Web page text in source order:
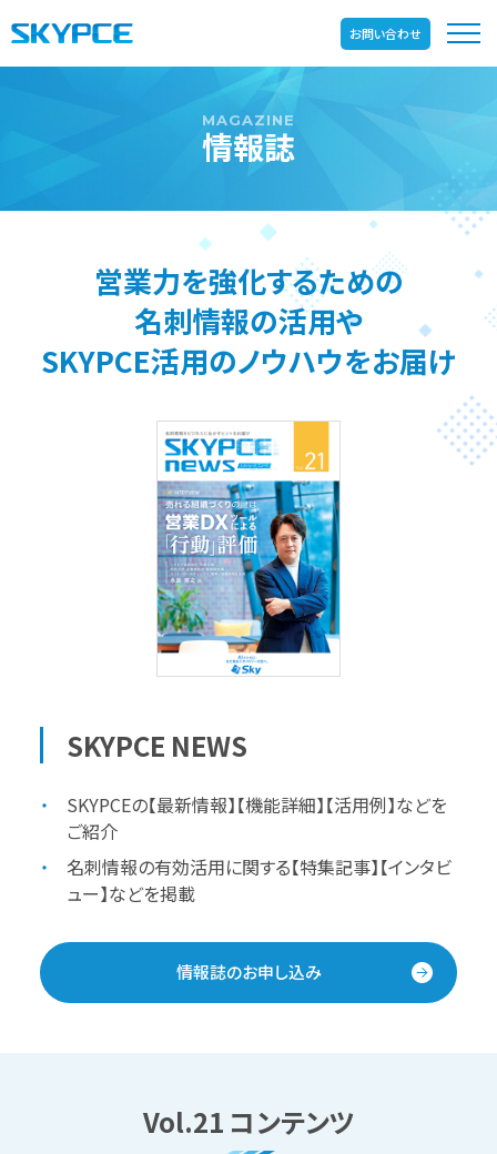
お問い合わせ
情報誌
営業力を強化するための
名刺情報の活用や
SKYPCE活用のノウハウをお届け
SKYPCE NEWS
SKYPCEの【最新情報】【機能詳細】【活用例】などを
ご紹介
名刺情報の有効活用に関する【特集記事】【インタビ
ュー】などを掲載
情報誌のお申し込み
Vol.21 コンテンツ